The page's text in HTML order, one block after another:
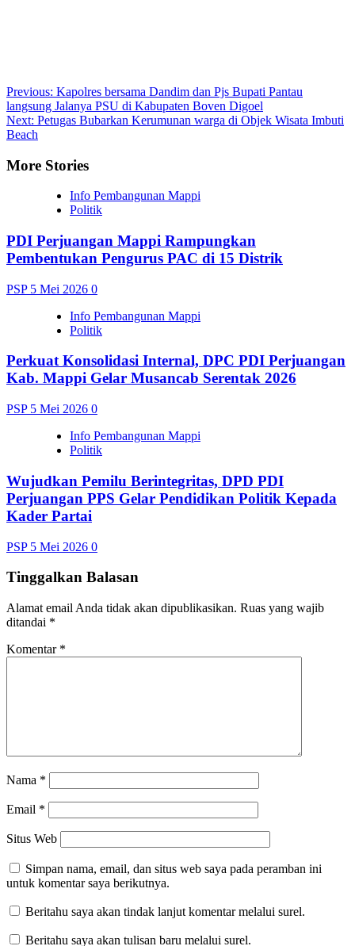
Post
navigation
Previous: Kapolres bersama Dandim dan Pjs Bupati Pantau
langsung Jalanya PSU di Kabupaten Boven Digoel
Next: Petugas Bubarkan Kerumunan warga di Objek Wisata Imbuti
Beach
More Stories
Info Pembangunan Mappi
Politik
PDI Perjuangan Mappi Rampungkan
Pembentukan Pengurus PAC di 15 Distrik
PSP 5 Mei 2026 0
Info Pembangunan Mappi
Politik
Perkuat Konsolidasi Internal, DPC PDI Perjuangan
Kab. Mappi Gelar Musancab Serentak 2026
PSP 5 Mei 2026 0
Info Pembangunan Mappi
Politik
Wujudkan Pemilu Berintegritas, DPD PDI
Perjuangan PPS Gelar Pendidikan Politik Kepada
Kader Partai
PSP 5 Mei 2026 0
Tinggalkan Balasan
Alamat email Anda tidak akan dipublikasikan. Ruas yang wajib
ditandai *
Komentar *
Nama *
Email *
Situs Web
Simpan nama, email, dan situs web saya pada peramban ini
untuk komentar saya berikutnya.
Beritahu saya akan tindak lanjut komentar melalui surel.
Beritahu saya akan tulisan baru melalui surel.